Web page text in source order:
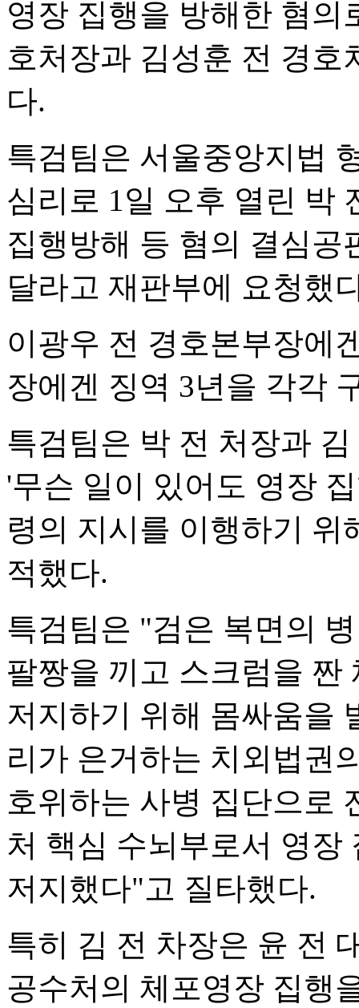
영장 집행을 방해한 혐의
호처장과 김성훈 전 경호
다.
특검팀은 서울중앙지법
심리로 1일 오후 열린 박
집행방해 등 혐의 결심공
달라고 재판부에 요청했
이광우 전 경호본부장에
장에겐 징역 3년을 각각
특검팀은 박 전 처장과
'무슨 일이 있어도 영장
령의 지시를 이행하기
적했다.
특검팀은 "검은 복면의
팔짱을 끼고 스크럼을 짠
저지하기 위해 몸싸움을
리가 은거하는 치외법권
호위하는 사병 집단으로
처 핵심 수뇌부로서 영장
저지했다"고 질타했다.
특히 김 전 차장은 윤 전
공수처의 체포영장 집행